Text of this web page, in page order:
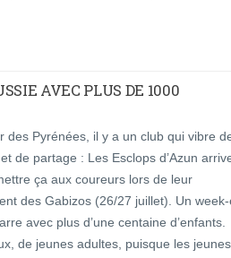
AVEC PLUS DE 1000
des Pyrénées, il y a un club qui vibre
de partage : Les Esclops d’Azun
ça aux coureurs lors de leur
des Gabizos (26/27 juillet). Un
avec plus d’une centaine d’enfants.
de jeunes adultes, puisque les